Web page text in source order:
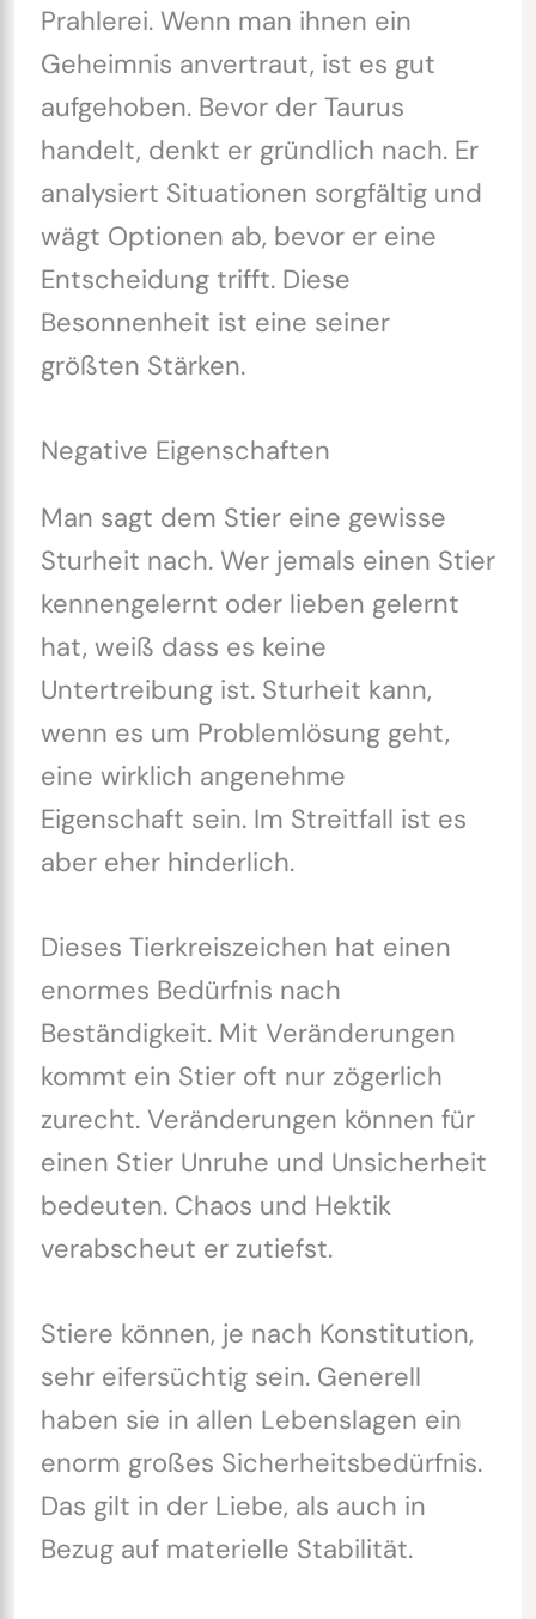
Prahlerei. Wenn man ihnen ein
Geheimnis anvertraut, ist es gut
aufgehoben. Bevor der Taurus
handelt, denkt er gründlich nach. Er
analysiert Situationen sorgfältig und
wägt Optionen ab, bevor er eine
Entscheidung trifft. Diese
Besonnenheit ist eine seiner
größten Stärken.
Negative Eigenschaften
Man sagt dem Stier eine gewisse
Sturheit nach. Wer jemals einen Stier
kennengelernt oder lieben gelernt
hat, weiß dass es keine
Untertreibung ist. Sturheit kann,
wenn es um Problemlösung geht,
eine wirklich angenehme
Eigenschaft sein. Im Streitfall ist es
aber eher hinderlich.
Dieses Tierkreiszeichen hat einen
enormes Bedürfnis nach
Beständigkeit. Mit Veränderungen
kommt ein Stier oft nur zögerlich
zurecht. Veränderungen können für
einen Stier Unruhe und Unsicherheit
bedeuten. Chaos und Hektik
verabscheut er zutiefst.
Stiere können, je nach Konstitution,
sehr eifersüchtig sein. Generell
haben sie in allen Lebenslagen ein
enorm großes Sicherheitsbedürfnis.
Das gilt in der Liebe, als auch in
Bezug auf materielle Stabilität.